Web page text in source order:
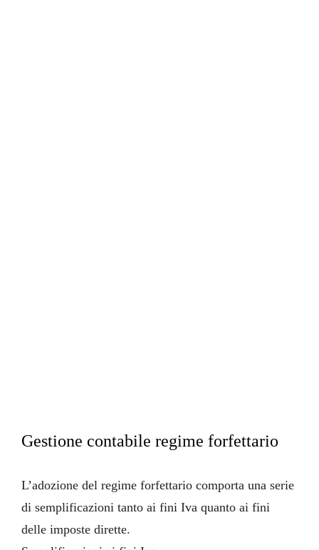
Gestione contabile regime forfettario
L’adozione del regime forfettario comporta una serie
di semplificazioni tanto ai fini Iva quanto ai fini
delle imposte dirette.